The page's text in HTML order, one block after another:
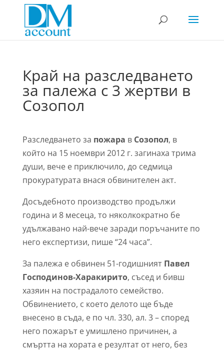
Край на разследването
за палежа с 3 жертви в
Созопол
Разследването за пожара в Созопол, в
който на 15 ноември 2012 г. загинаха трима
души, вече е приключило, до седмица
прокуратурата внася обвинителен акт.
Досъдебното производство продължи
година и 8 месеца, то няколкократно бе
удължавано най-вече заради поръчаните по
него експертизи, пише “24 часа”.
За палежа е обвинен 51-годишният Павел
Господинов-Харакирито, съсед и бивш
хазяин на пострадалото семейство.
Обвинението, с което делото ще бъде
внесено в съда, е по чл. 330, ал. 3 – според
него пожарът е умишлено причинен, а
смъртта на хората е резултат от него, без